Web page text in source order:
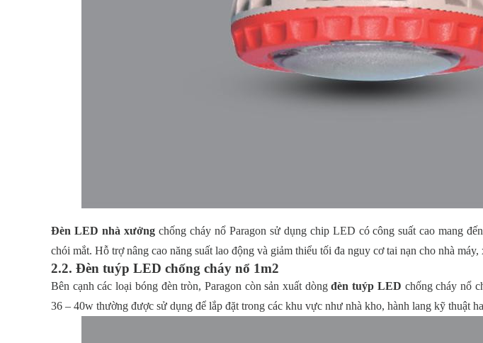
Đèn LED nhà xưởngchống cháy nổ Paragon sử dụng chip LED có công suất cao mang
chói mắt. Hỗ trợ nâng cao năng suất lao động và giảm thiểu tối đa nguy cơ tai nạn cho nhà
2.2. Đèn tuýp LED chống cháy nổ 1m2
Bên cạnh các loại bóng đèn tròn, Paragon còn sản xuất dòngđèn tuýp LED chống cháy nổ
36 – 40w thường được sử dụng để lắp đặt trong các khu vực như nhà kho, hành lang kỹ thuật